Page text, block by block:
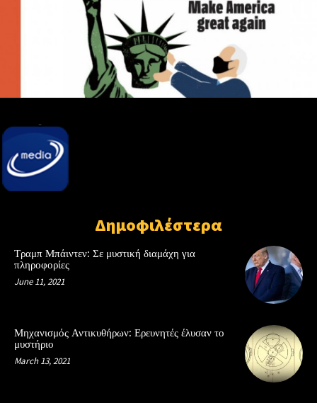
Δημοφιλέστερα
Τραμπ Μπάιντεν: Σε μυστική διαμάχη για
πληροφορίες
June 11, 2021
Μηχανισμός Αντικυθήρων: Ερευνητές έλυσαν το
μυστήριο
March 13, 2021